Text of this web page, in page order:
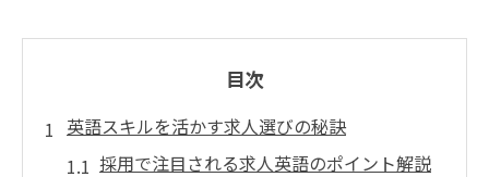
目次
英語スキルを活かす求人選びの秘訣
採用で注目される求人英語のポイント解説